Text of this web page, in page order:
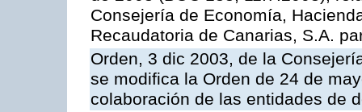
Consejería de Economía,
Recaudatoria de Canarias, S.A.
Orden, 3 dic 2003, de la
se modifica la Orden de 24 de
colaboración de las entidades de